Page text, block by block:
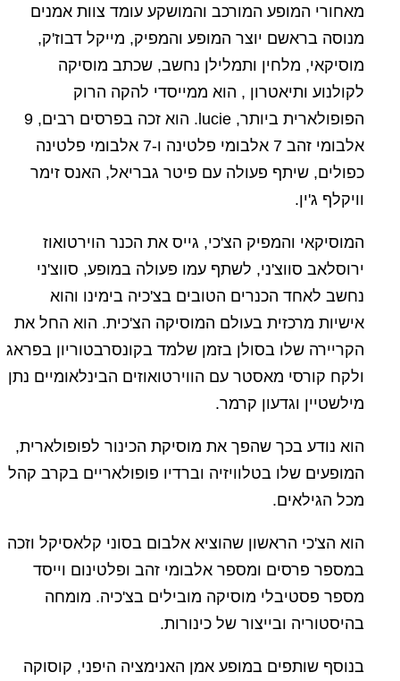
מאחורי המופע המורכב והמושקע עומד צוות אמנים
מנוסה בראשם יוצר המופע והמפיק, מייקל דבוז'ק,
מוסיקאי, מלחין ותמלילן נחשב, שכתב מוסיקה
לקולנוע ותיאטרון , הוא ממייסדי להקה הרוק
הפופולארית ביותר, lucie. הוא זכה בפרסים רבים, 9
אלבומי זהב 7 אלבומי פלטינה ו-7 אלבומי פלטינה
כפולים, שיתף פעולה עם פיטר גבריאל, האנס זימר
וויקלף ג'ין.
המוסיקאי והמפיק הצ'כי, גייס את הכנר הוירטואוז
ירוסלאב סווצ'ני, לשתף עמו פעולה במופע, סווצ'ני
נחשב לאחד הכנרים הטובים בצ'כיה בימינו והוא
אישיות מרכזית בעולם המוסיקה הצ'כית. הוא החל את
הקריירה שלו בסולן בזמן שלמד בקונסרבטוריון בפראג
ולקח קורסי מאסטר עם הווירטואוזים הבינלאומיים נתן
מילשטיין וגדעון קרמר.
הוא נודע בכך שהפך את מוסיקת הכינור לפופולארית,
המופעים שלו בטלוויזיה וברדיו פופולאריים בקרב קהל
מכל הגילאים.
הוא הצ'כי הראשון שהוציא אלבום בסוני קלאסיקל וזכה
במספר פרסים ומספר אלבומי זהב ופלטינום וייסד
מספר פסטיבלי מוסיקה מובילים בצ'כיה. מומחה
בהיסטוריה ובייצור של כינורות.
בנוסף שותפים במופע אמן האנימציה היפני, קוסוקה